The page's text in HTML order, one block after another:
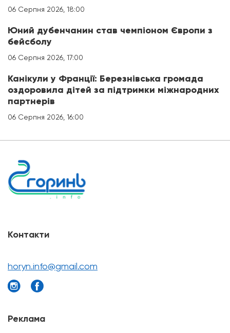
06 Серпня 2026, 18:00
Юний дубенчанин став чемпіоном Європи з
бейсболу
06 Серпня 2026, 17:00
Канікули у Франції: Березнівська громада
оздоровила дітей за підтримки міжнародних
партнерів
06 Серпня 2026, 16:00
Контакти
horyn.info@gmail.com
Реклама